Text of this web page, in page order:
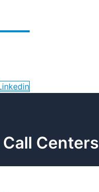
Centers